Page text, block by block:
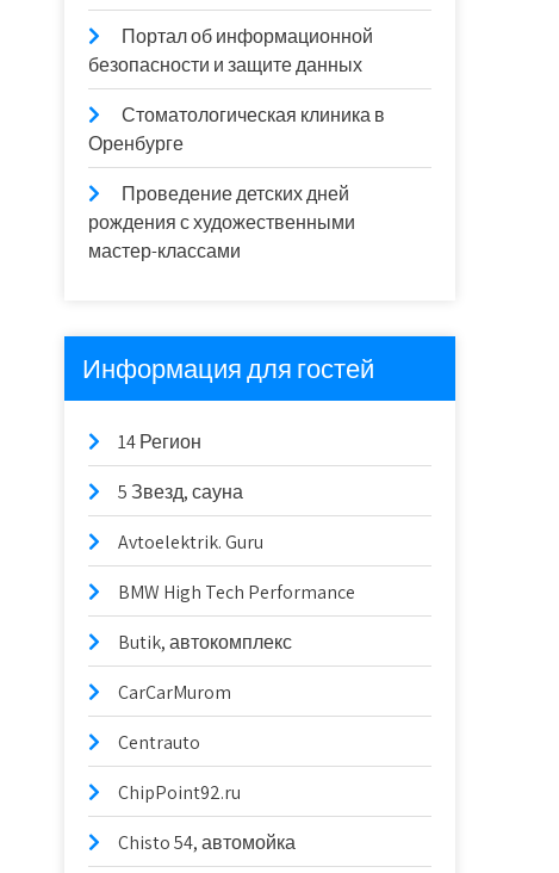
Портал об информационной
безопасности и защите данных
Стоматологическая клиника в
Оренбурге
Проведение детских дней
рождения с художественными
мастер-классами
Информация для гостей
14 Регион
5 Звезд, сауна
Avtoelektrik. Guru
BMW High Tech Performance
Butik, автокомплекс
CarCarMurom
Centrauto
ChipPoint92.ru
Chisto 54, автомойка